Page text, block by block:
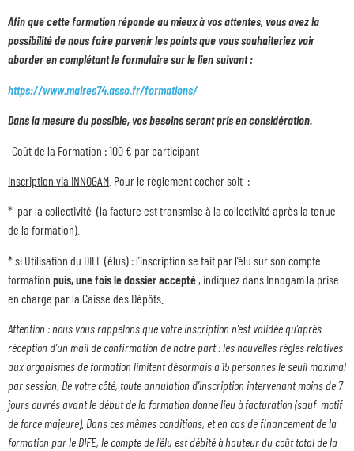
Afin que cette formation réponde au mieux à vos attentes, vous avez la
possibilité de nous faire parvenir les points que vous souhaiteriez voir
aborder en complétant le formulaire sur le lien suivant :
https://www.maires74.asso.fr/formations/
Dans la mesure du possible, vos besoins seront pris en considération.
-Coût de la Formation : 100 € par participant
Inscription via INNOGAM . Pour le règlement cocher soit :
* par la collectivité (la facture est transmise à la collectivité après la tenue
de la formation).
* si Utilisation du DIFE (élus) : l’inscription se fait par l’élu sur son compte
formation puis, une fois le dossier accepté , indiquez dans Innogam la prise
en charge par la Caisse des Dépôts.
Attention : nous vous rappelons que votre inscription n’est validée qu’après
réception d’un mail de confirmation de notre part : les nouvelles règles relatives
aux organismes de formation limitent désormais à 15 personnes le seuil maximal
par session. De votre côté, toute annulation d’inscription intervenant moins de 7
jours ouvrés avant le début de la formation donne lieu à facturation (sauf motif
de force majeure). Dans ces mêmes conditions, et en cas de financement de la
formation par le DIFE, le compte de l’élu est débité à hauteur du coût total de la